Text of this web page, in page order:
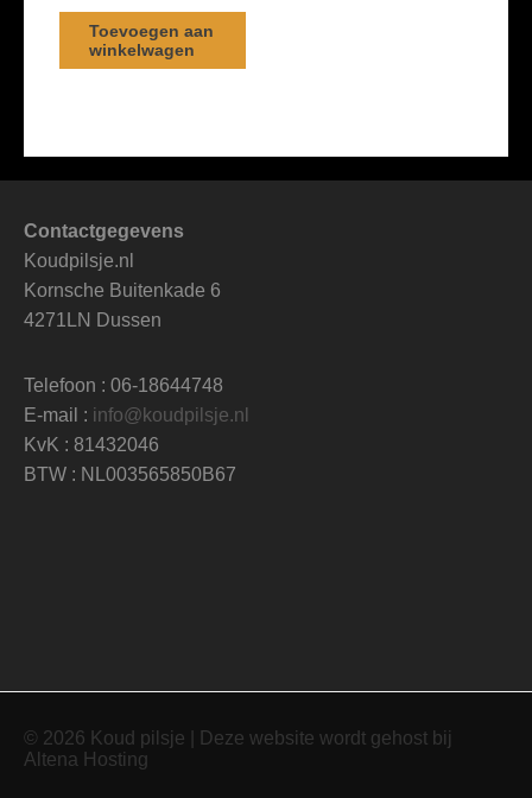
Toevoegen aan
winkelwagen
Contactgegevens
Koudpilsje.nl
Kornsche Buitenkade 6
4271LN Dussen
Telefoon : 06-18644748
E-mail : info@koudpilsje.nl
KvK : 81432046
BTW : NL003565850B67
© 2026 Koud pilsje | Deze website wordt gehost bij
Altena Hosting